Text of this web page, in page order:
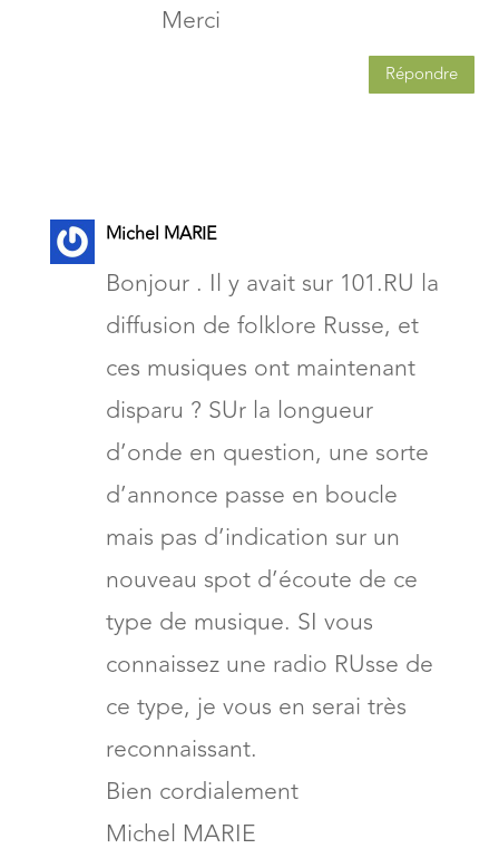
Merci
Répondre
Michel MARIE
Bonjour . Il y avait sur 101.RU la
diffusion de folklore Russe, et
ces musiques ont maintenant
disparu ? SUr la longueur
d’onde en question, une sorte
d’annonce passe en boucle
mais pas d’indication sur un
nouveau spot d’écoute de ce
type de musique. SI vous
connaissez une radio RUsse de
ce type, je vous en serai très
reconnaissant.
Bien cordialement
Michel MARIE